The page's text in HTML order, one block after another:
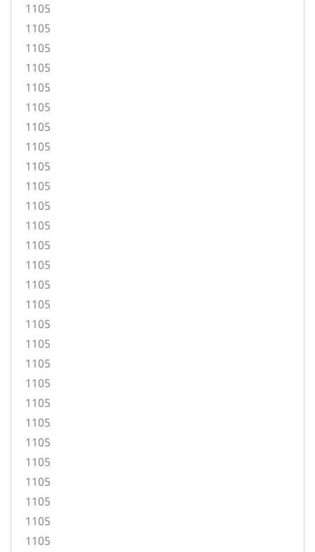
1105
1105
1105
1105
1105
1105
1105
1105
1105
1105
1105
1105
1105
1105
1105
1105
1105
1105
1105
1105
1105
1105
1105
1105
1105
1105
1105
1105